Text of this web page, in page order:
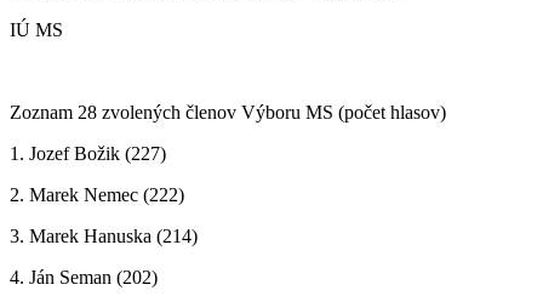
IÚ MS
Zoznam 28 zvolených členov Výboru MS (počet hlasov)
1. Jozef Božik (227)
2. Marek Nemec (222)
3. Marek Hanuska (214)
4. Ján Seman (202)